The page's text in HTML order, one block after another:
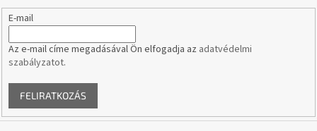
hullámon
E-mail
Az e-mail címe megadásával Ön elfogadja az adatvédelmi
szabályzatot.
FELIRATKOZÁS